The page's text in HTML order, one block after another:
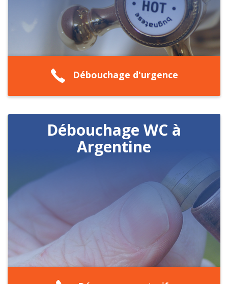
Débouchage d'urgence
Débouchage WC à
Argentine